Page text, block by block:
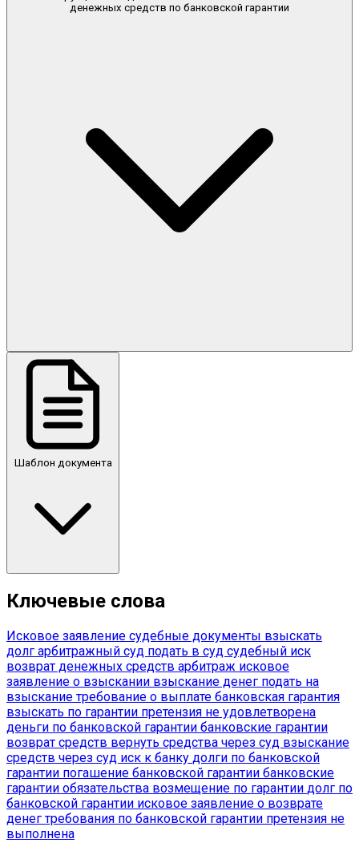
денежных средств по банковской гарантии
Шаблон документа
Ключевые слова
Исковое заявление судебные документы взыскать
долг арбитражный суд подать в суд судебный иск
возврат денежных средств арбитраж исковое
заявление о взыскании взыскание денег подать на
взысканиетребование о выплате банковская гарантия
взыскать по гарантии претензия не удовлетворена
деньги по банковской гарантии банковские гарантии
возврат средств вернуть средства через суд взыскание
средств через суд иск к банку долги по банковской
гарантии погашение банковской гарантии банковские
гарантии обязательства возмещение по гарантии долг по
банковской гарантии исковое заявление о возврате
денегтребования по банковской гарантии претензия не
выполнена